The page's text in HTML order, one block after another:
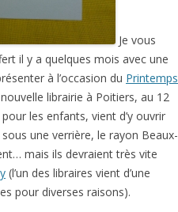
Je vous
il y a quelques mois avec une
à l’occasion du Printemps
nouvelle librairie à Poitiers, au 12
les enfants, vient d’y ouvrir
une verrière, le rayon Beaux-
mais ils devraient très vite
(l’un des libraires vient d’une
pour diverses raisons).